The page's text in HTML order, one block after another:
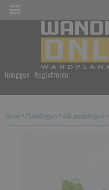
Inloggen Registreren
Home>Plankdragers>Alle plankdragers>